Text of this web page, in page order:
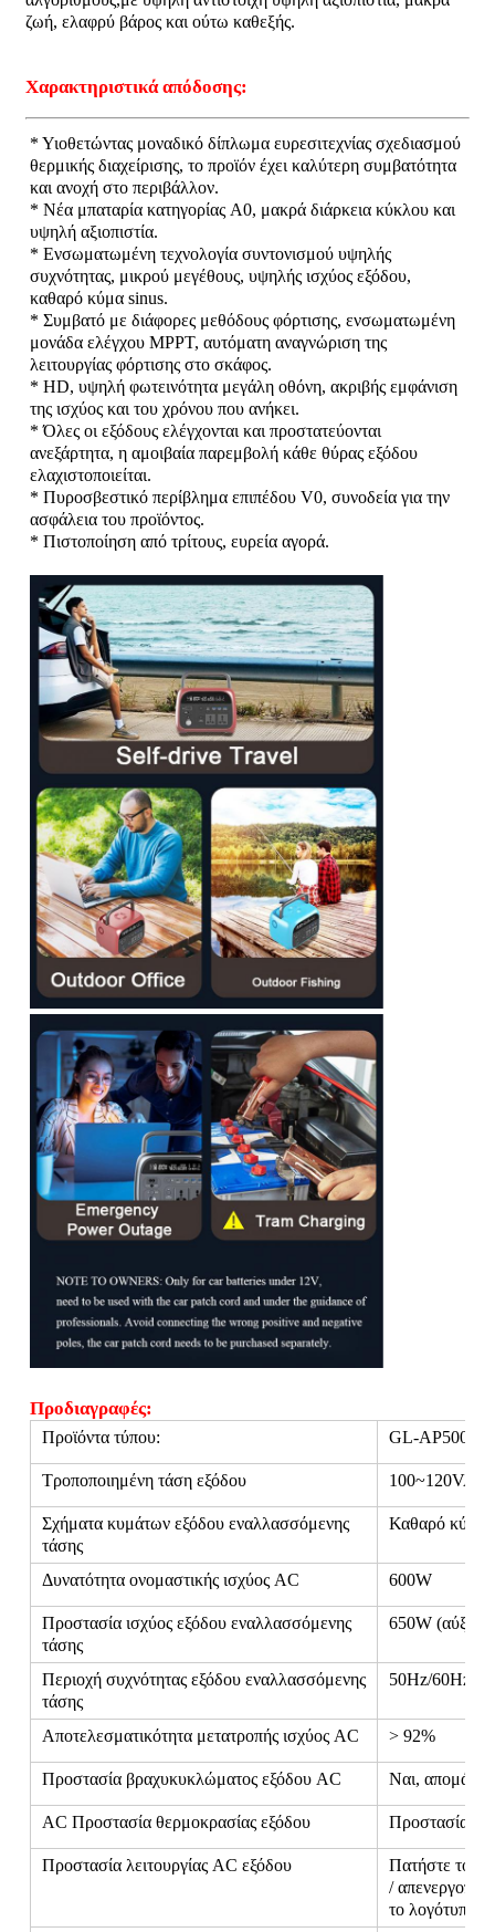
Φώτα εξόρυξης άνθρακα
Φώτα κεφαλής ανθρακωρύχων
Αεροπορικά φώτα
Φωτοβολταϊκό ασφαλή από έκρηξη
Βιομηχανικό φως LED
Σχάρα φορτιστή
Υπόγεια ορυχεία
Καυτά πωλώντας προϊόντα
οδηγημένο προειδοποιώντας φως
Φορητή παροχή ηλεκτρικού ρεύματος ενεργειακής
LED High Bay Light
ζωή, ελαφρύ βάρος και ούτω καθεξής.
Χαρακτηριστικά απόδοσης:
* Υιοθετώντας μοναδικό δίπλωμα ευρεσιτεχνίας σχεδιασμού
θερμικής διαχείρισης, το προϊόν έχει καλύτερη συμβατότητα
και ανοχή στο περιβάλλον.
* Νέα μπαταρία κατηγορίας A0, μακρά διάρκεια κύκλου και
υψηλή αξιοπιστία.
* Ενσωματωμένη τεχνολογία συντονισμού υψηλής
συχνότητας, μικρού μεγέθους, υψηλής ισχύος εξόδου,
καθαρό κύμα sinus.
* Συμβατό με διάφορες μεθόδους φόρτισης, ενσωματωμένη
μονάδα ελέγχου MPPT, αυτόματη αναγνώριση της
λειτουργίας φόρτισης στο σκάφος.
* HD, υψηλή φωτεινότητα μεγάλη οθόνη, ακριβής εμφάνιση
της ισχύος και του χρόνου που ανήκει.
* Όλες οι εξόδους ελέγχονται και προστατεύονται
ανεξάρτητα, η αμοιβαία παρεμβολή κάθε θύρας εξόδου
ελαχιστοποιείται.
* Πυροσβεστικό περίβλημα επιπέδου V0, συνοδεία για την
ασφάλεια του προϊόντος.
* Πιστοποίηση από τρίτους, ευρεία αγορά.
Προδιαγραφές:
Προϊόντα τύπου: GL-AP500
Τροποποιημένη τάση εξόδου
Σχήματα κυμάτων εξόδου εναλλασσόμενης
τάσης
Καθαρό κύμα
Δυνατότητα ονομαστικής ισχύος AC 600W
Προστασία ισχύος εξόδου εναλλασσόμενης
τάσης
650W
Περιοχή συχνότητας εξόδου εναλλασσόμενης
τάσης
50Hz/60Hz
Αποτελεσματικότητα μετατροπής ισχύος AC > 92%
Προστασία βραχυκυκλώματος εξόδου AC Ναι,
AC Προστασία θερμοκρασίας εξόδου Προστασία
Προστασία λειτουργίας AC εξόδου
Πατήστε το
/
το λογότυπο